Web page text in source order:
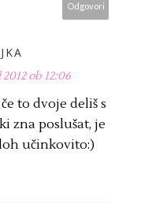
Odgovori
ob 12:06
če to dvoje deliš s
zna poslušat, je
učinkovito:)